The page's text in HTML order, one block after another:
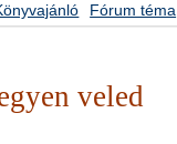
Fórum téma
veled